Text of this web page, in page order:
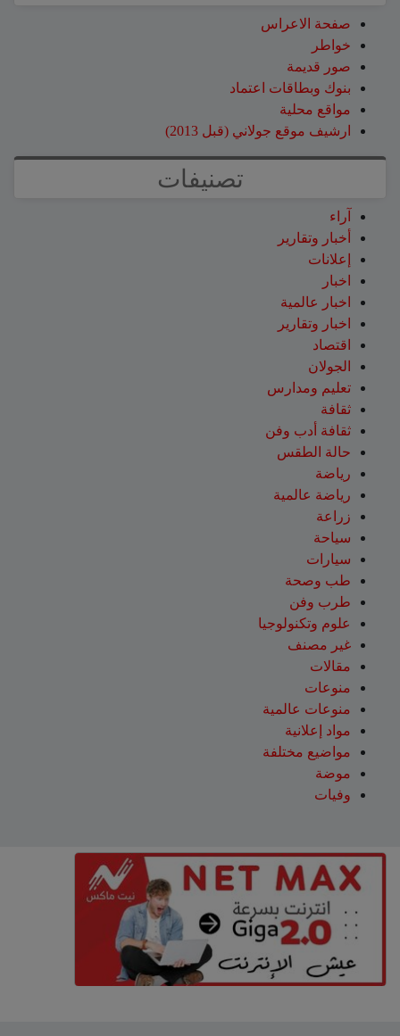
صفحة الاعراس
خواطر
صور قديمة
بنوك وبطاقات اعتماد
مواقع محلية
ارشيف موقع جولاني (قبل 2013)
تصنيفات
آراء
أخبار وتقارير
إعلانات
اخبار
اخبار عالمية
اخبار وتقارير
اقتصاد
الجولان
تعليم ومدارس
ثقافة
ثقافة أدب وفن
حالة الطقس
رياضة
رياضة عالمية
زراعة
سياحة
سيارات
طب وصحة
طرب وفن
علوم وتكنولوجيا
غير مصنف
مقالات
منوعات
منوعات عالمية
مواد إعلانية
مواضيع مختلفة
موضة
وفيات